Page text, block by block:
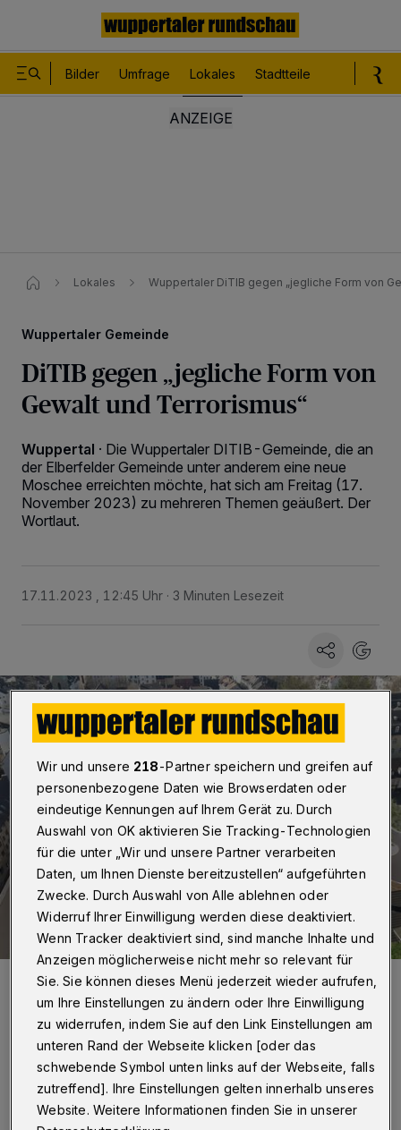
Bilder Umfrage Lokales Stadtteile
Lokales Wuppertaler DiTIB gegen „jegliche Form von
Wuppertaler Gemeinde
DiTIB gegen „jegliche Form von
Gewalt und Terrorismus“
Wuppertal · Die Wuppertaler DITIB-Gemeinde, die an
der Elberfelder Gemeinde unter anderem eine neue
Moschee erreichten möchte, hat sich am Freitag (17.
November 2023) zu mehreren Themen geäußert. Der
Wortlaut.
17.11.2023 , 12:45 Uhr 3 Minuten Lesezeit
Visualisierung des an der Gathe geplanten Moschee-Areals der
DiTIB-Gemeinde Wuppertal.
Foto: DITIB Wuppertal-Elberfeld
„Seit 1981 dienen wir als verlässlicher Partner
Wir und unsere 218-Partner speichern und greifen auf
personenbezogene Daten wie Browserdaten oder
eindeutige Kennungen auf Ihrem Gerät zu. Durch
Auswahl von OK aktivieren Sie Tracking-Technologien
für die unter „Wir und unsere Partner verarbeiten
Daten, um Ihnen Dienste bereitzustellen“ aufgeführten
Zwecke. Durch Auswahl von Alle ablehnen oder
Widerruf Ihrer Einwilligung werden diese deaktiviert.
Wenn Tracker deaktiviert sind, sind manche Inhalte und
Anzeigen möglicherweise nicht mehr so relevant für
Sie. Sie können dieses Menü jederzeit wieder aufrufen,
um Ihre Einstellungen zu ändern oder Ihre Einwilligung
zu widerrufen, indem Sie auf den Link Einstellungen am
unteren Rand der Webseite klicken [oder das
schwebende Symbol unten links auf der Webseite, falls
zutreffend]. Ihre Einstellungen gelten innerhalb unseres
Website. Weitere Informationen finden Sie in unserer